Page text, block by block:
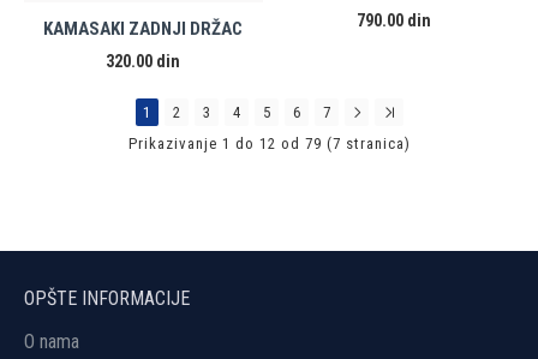
KAMASAKI ZADNJI DRŽAC
320.00 din
790.00 din
1 2 3 4 5 6
7
Prikazivanje 1 do 12 od 79 (7 stranica)
OPŠTE INFORMACIJE
O nama